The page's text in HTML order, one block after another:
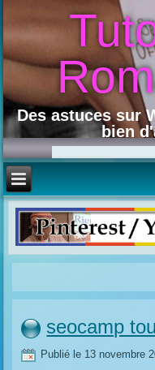
Des astuces sur
bien
seocamp
Publié le 13 novembre